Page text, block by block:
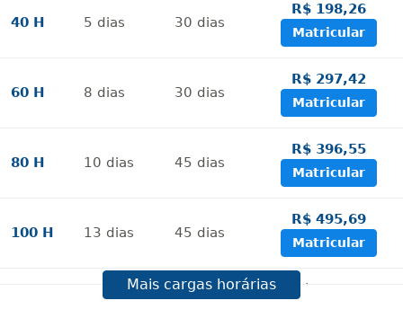
40 H 5 dias 30 dias
R$ 198,26
Matricular
60 H 8 dias 30 dias
R$ 297,42
Matricular
80 H 10 dias 45 dias
R$ 396,55
Matricular
100 H 13 dias 45 dias
R$ 495,69
Matricular
dias 60dias
R$ 594,81
Mais cargas horárias